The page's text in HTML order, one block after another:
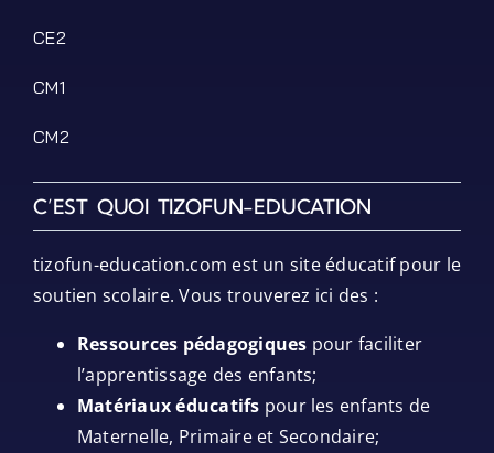
CE2
CM1
CM2
C’EST QUOI TIZOFUN-EDUCATION
tizofun-education.com est un site éducatif pour le
soutien scolaire. Vous trouverez ici des :
Ressources pédagogiques pour faciliter
l’apprentissage des enfants;
Matériaux éducatifs pour les enfants de
Maternelle, Primaire et Secondaire;